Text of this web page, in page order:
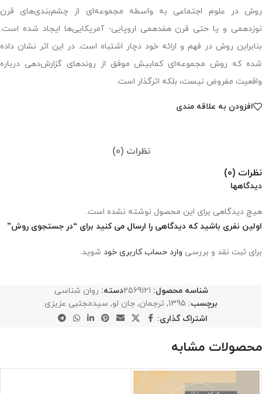
روش در علوم اجتماعی به واسطه مجموعه‌ای از چشم‌بندی‌های قرن
نوزدهمی و یا حتی قرن هفدهمی اروپایی- آمریکایی‌ها ایجاد شده است.
بنابراین روش در فهم و ارائه خود دچار اشتباه است. در این اثر نشان داده
شده که روش مجموعه‌ای کمابیش موفق از روندهای گزارش‌دهی درباره
واقعیت مفروض نیست، بلکه اثرگذار است.
افزودن به علاقه مندی
نظرات (0)
نظرات (0)
دیدگاهها
هیچ دیدگاهی برای این محصول نوشته نشده است.
اولین نفری باشید که دیدگاهی را ارسال می کنید برای “در جستجوی روش”
برای ثبت نقد و بررسی وارد حساب کاربری خود شوید.
شناسه محصول: 2569121دسته: روان شناسی
برچسب: 1395
, ترجمان, جان لو, سیدمجتبی عزیزی
اشتراک گذاری:
محصولات مشابه